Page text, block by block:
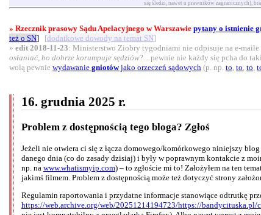
się śledzi, nawet u prawników zagranicznych),
» Rzecznik prasowy Sądu Apelacyjnego w Warszawie pytany o istnienie
też o SN] [dodatkowe dowody na temat SN]
» edit 2018-11-23: Ministerstwo Ziobry tygodniami nie odpisuje na e-maile
osłaniać, bo dobrze korumpuje sędziów?... pewnie nie każdy się pcha do
wolą pewnie wydawanie gniotówjako orzeczeń sądowych (p. np. to, to, to,
16. grudnia 2025 r.
Problem z dostępnością tego bloga? Zgłoś
Jeżeli nie otwiera ci się z łącza domowego/komórkowego niniejszy
danego dnia (co do zasady dzisiaj) i były w poprawnym kontakcie z
np. na www.whatismyip.com) – to zgłoście mi to! Założyłem na ten
jakimś filmem. Problem z dostępnością może też dotyczyć strony
Regulamin raportowania i przydatne informacje stanowiące odtrutkę
https://web.archive.org/web/20251214194723/https://bandycituska.pl/